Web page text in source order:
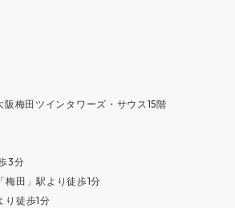
阪梅田ツインタワーズ・サウス15階
3分
梅田」駅より徒歩1分
り徒歩1分